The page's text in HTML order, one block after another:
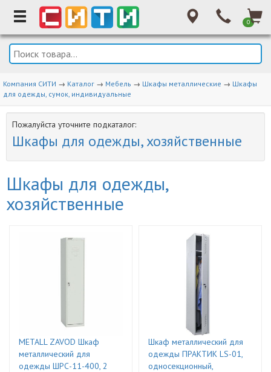
0
Компания СИТИ → Каталог → Мебель → Шкафы металлические → Шкафы
для одежды, сумок, индивидуальные
Пожалуйста уточните подкаталог:
Шкафы для одежды, хозяйственные
Шкафы для одежды,
хозяйственные
METALL ZAVOD Шкаф
металлический для
одежды ШРС-11-400, 2
Шкаф металлический для
одежды ПРАКТИК LS-01,
односекционный,